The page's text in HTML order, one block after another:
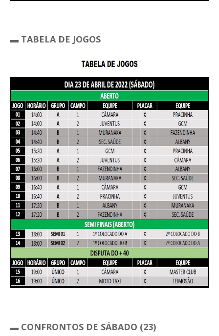
▬ TABELA DE JOGOS
▬ CONFRONTOS DE SÁBADO (23)